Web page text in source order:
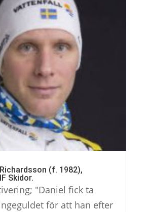
(f. 1982),
Skidor.
"Daniel fick ta
för att han efter